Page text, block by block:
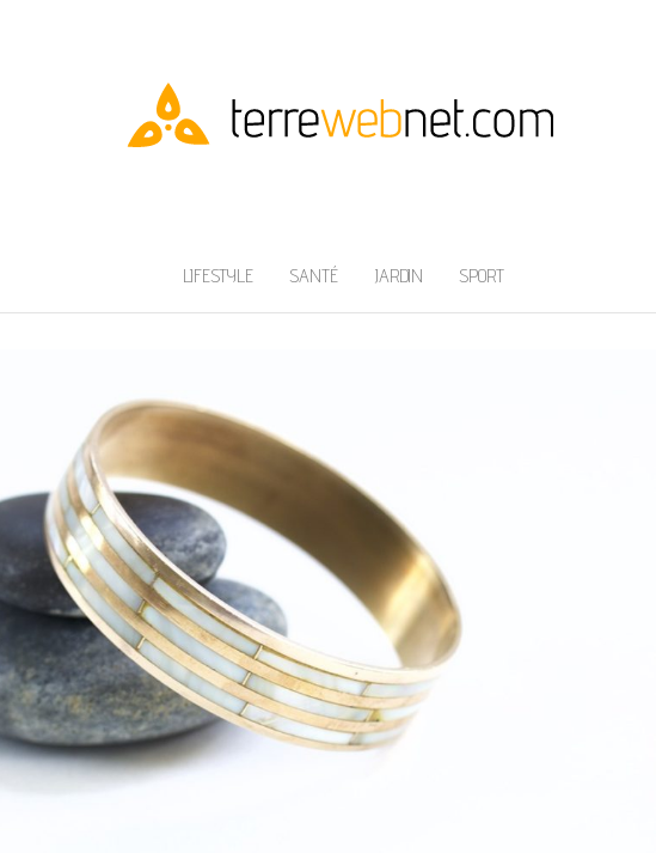
LIFESTYLE SANTÉ JARDIN SPORT